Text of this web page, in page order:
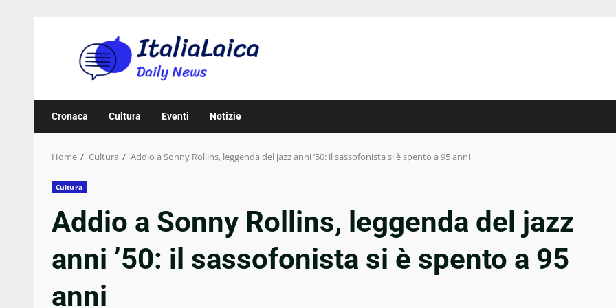
Cronaca Cultura Eventi Notizie
Home Cultura Addio a Sonny Rollins, leggenda del jazz anni ’50: il sassofonista si è spento a 95 anni
Cultura
Addio a Sonny Rollins, leggenda del jazz
anni ’50: il sassofonista si è spento a 95
anni